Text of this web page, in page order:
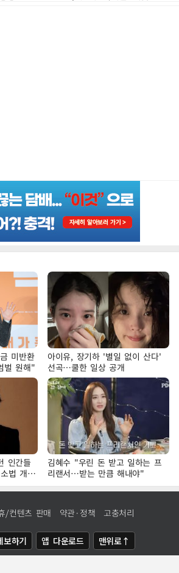
미반환
벌 원해"
아이유, 장기하 '별일 없이 산다'
선곡…쿨한 일상 공개
인간들
법 개정
김혜수 "우린 돈 받고 일하는 프
리랜서…받는 만큼 해내야"
/컨텐츠 판매 약관·정책 고충처리
보하기 앱 다운로드 맨위로↑